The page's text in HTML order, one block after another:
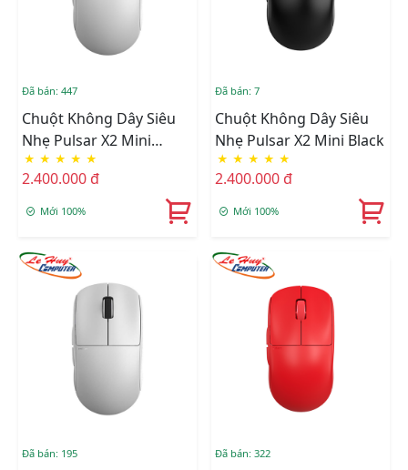
Đã bán: 447
Chuột Không Dây Siêu
Nhẹ Pulsar X2 Mini
White
★ ★ ★ ★ ★
2.400.000 đ
Mới 100%
Đã bán: 7
Chuột Không Dây Siêu
Nhẹ Pulsar X2 Mini Black
★ ★ ★ ★ ★
2.400.000 đ
Mới 100%
Đã bán: 195 Đã bán: 322